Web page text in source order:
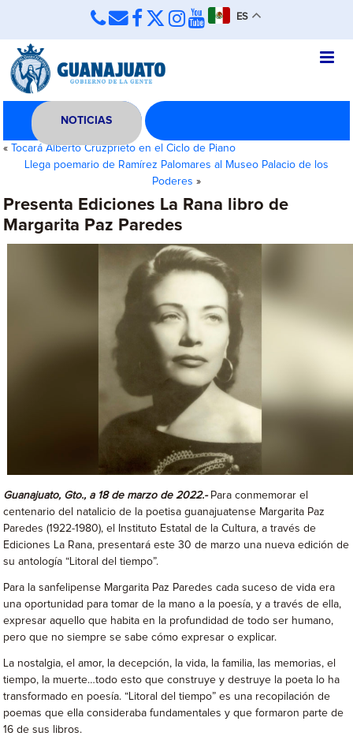
ES
NOTICIAS
«
Tocará Alberto Cruzprieto en el Ciclo de Piano
Llega poemario de Ramírez Palomares al Museo Palacio de los
Poderes »
Presenta Ediciones La Rana libro de
Margarita Paz Paredes
Guanajuato, Gto., a 18 de marzo de 2022.- Para conmemorar el
centenario del natalicio de la poetisa guanajuatense Margarita Paz
Paredes (1922-1980), el Instituto Estatal de la Cultura, a través de
Ediciones La Rana, presentará este 30 de marzo una nueva edición de
su antología “Litoral del tiempo”.
Para la sanfelipense Margarita Paz Paredes cada suceso de vida era
una oportunidad para tomar de la mano a la poesía, y a través de ella,
expresar aquello que habita en la profundidad de todo ser humano,
pero que no siempre se sabe cómo expresar o explicar.
La nostalgia, el amor, la decepción, la vida, la familia, las memorias, el
tiempo, la muerte…todo esto que construye y destruye la poeta lo ha
transformado en poesía. “Litoral del tiempo” es una recopilación de
poemas que ella consideraba fundamentales y que formaron parte de
16 de sus libros.